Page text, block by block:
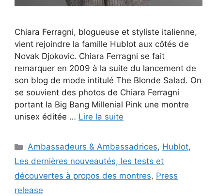
Chiara Ferragni, blogueuse et styliste italienne,
vient rejoindre la famille Hublot aux côtés de
Novak Djokovic. Chiara Ferragni se fait
remarquer en 2009 à la suite du lancement de
son blog de mode intitulé The Blonde Salad. On
se souvient des photos de Chiara Ferragni
portant la Big Bang Millenial Pink une montre
unisex éditée … Lire la suite
Catégories
Ambassadeurs & Ambassadrices, Hublot,
Les dernières nouveautés, les tests et
découvertes à propos des montres, Press
release